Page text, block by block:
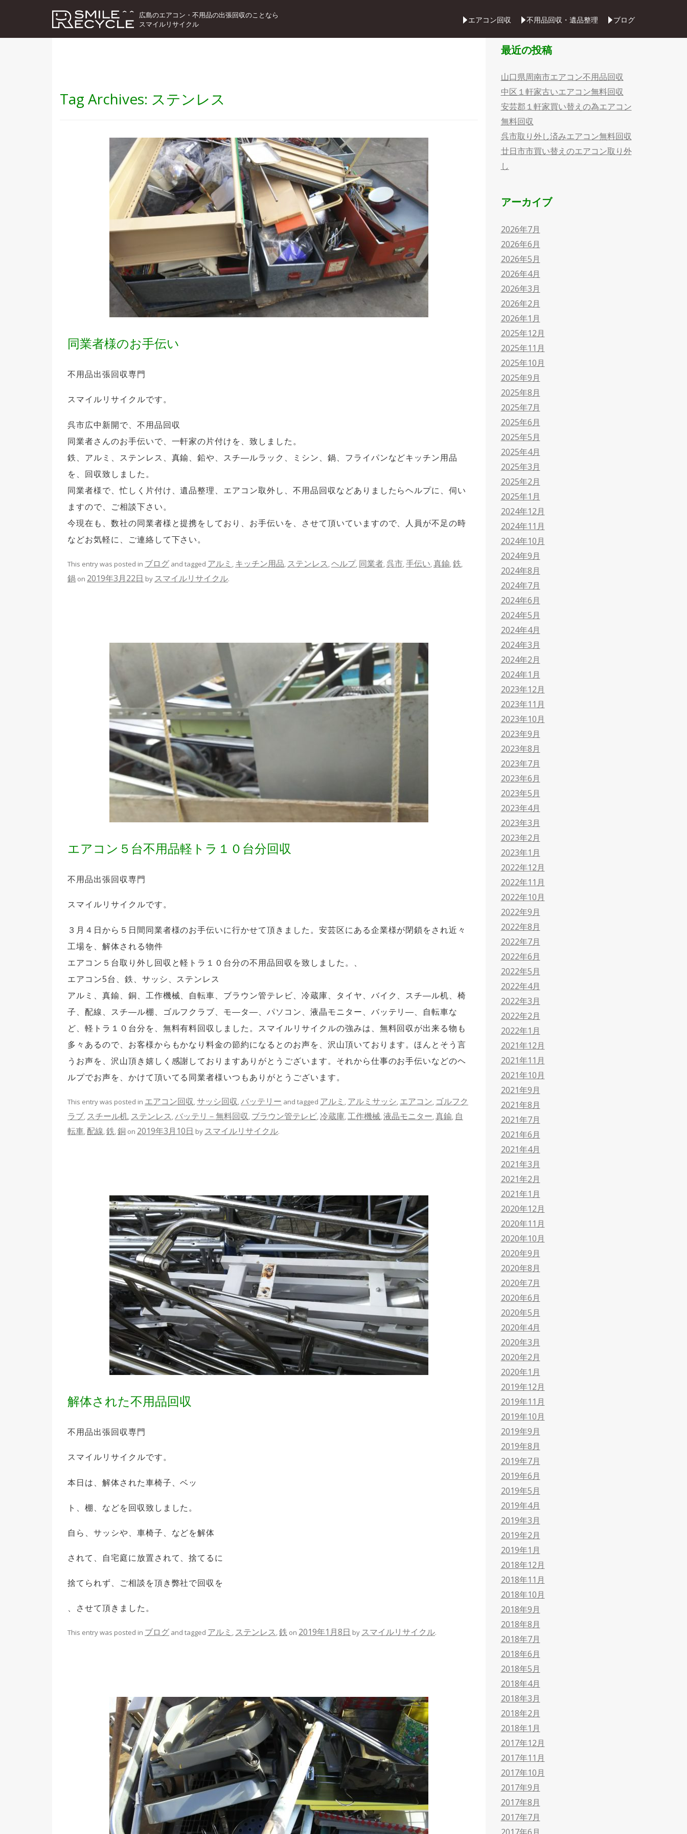
広島のエアコン・不用品の出張回収のことなら
スマイルリサイクル
エアコン回収 不用品回収・遺品整理 ブログ
Tag Archives: ステンレス
同業者様のお手伝い
不用品出張回収専門
スマイルリサイクルです。
呉市広中新開で、不用品回収
同業者さんのお手伝いで、一軒家の片付けを、致しました。
鉄、アルミ、ステンレス、真鍮、鉛や、スチ―ルラック、ミシン、鍋、フライパンなどキッチン用品
を、回収致しました。
同業者様で、忙しく片付け、遺品整理、エアコン取外し、不用品回収などありましたらヘルプに、伺い
ますので、ご相談下さい。
今現在も、数社の同業者様と提携をしており、お手伝いを、させて頂いていますので、人員が不足の時
などお気軽に、ご連絡して下さい。
This entry was posted in ブログ and tagged アルミ , キッチン用品, ステンレス,ヘルプ, 同業者,呉市,手伝い,真鍮,鉄,
鍋 on 2019年3月22日 by スマイルリサイクル.
エアコン５台不用品軽トラ１０台分回収
不用品出張回収専門
スマイルリサイクルです。
３月４日から５日間同業者様のお手伝いに行かせて頂きました。安芸区にある企業様が閉鎖をされ近々
工場を、解体される物件
エアコン５台取り外し回収と軽トラ１０台分の不用品回収を致しました。、
エアコン5台、鉄、サッシ、ステンレス
アルミ、真鍮、銅、工作機械、自転車、ブラウン管テレビ、冷蔵庫、タイヤ、バイク、スチ―ル机、椅
子、配線、スチ―ル棚、ゴルフクラブ、モ―タ―、パソコン、液晶モニター、バッテリ―、自転車な
ど、軽トラ１０台分を、無料有料回収しました。スマイルリサイクルの強みは、無料回収が出来る物も
多々あるので、お客様からもかなり料金の節約になるとのお声を、沢山頂いております。ほんとそう言
うお声を、沢山頂き嬉しく感謝しておりますありがとうございます。それから仕事のお手伝いなどのヘ
ルプでお声を、かけて頂いてる同業者様いつもありがとうございます。
This entry was posted in エアコン回収,サッシ回収,バッテリー and tagged アルミ , アルミサッシ, エアコン, ゴルフク
ラブ, スチール机, ステンレス,バッテリ－無料回収, ブラウン管テレビ,冷蔵庫,工作機械,液晶モニター,真鍮, 自
転車, 配線,鉄,銅 on 2019年3月10日 by スマイルリサイクル.
解体された不用品回収
不用品出張回収専門
スマイルリサイクルです。
本日は、解体された車椅子、ベッ
ト、棚、などを回収致しました。
自ら、サッシや、車椅子、などを解体
されて、自宅庭に放置されて、捨てるに
捨てられず、ご相談を頂き弊社で回収を
、させて頂きました。
This entry was posted in ブログ and tagged アルミ , ステンレス,鉄 on 2019年1月8日 by スマイルリサイクル.
最近の投稿
山口県周南市エアコン不用品回収
中区１軒家古いエアコン無料回収
安芸郡１軒家買い替えの為エアコン
無料回収
呉市取り外し済みエアコン無料回収
廿日市市買い替えのエアコン取り外
し
アーカイブ
2026年7月
2026年6月
2026年5月
2026年4月
2026年3月
2026年2月
2026年1月
2025年12月
2025年11月
2025年10月
2025年9月
2025年8月
2025年7月
2025年6月
2025年5月
2025年4月
2025年3月
2025年2月
2025年1月
2024年12月
2024年11月
2024年10月
2024年9月
2024年8月
2024年7月
2024年6月
2024年5月
2024年4月
2024年3月
2024年2月
2024年1月
2023年12月
2023年11月
2023年10月
2023年9月
2023年8月
2023年7月
2023年6月
2023年5月
2023年4月
2023年3月
2023年2月
2023年1月
2022年12月
2022年11月
2022年10月
2022年9月
2022年8月
2022年7月
2022年6月
2022年5月
2022年4月
2022年3月
2022年2月
2022年1月
2021年12月
2021年11月
2021年10月
2021年9月
2021年8月
2021年7月
2021年6月
2021年4月
2021年3月
2021年2月
2021年1月
2020年12月
2020年11月
2020年10月
2020年9月
2020年8月
2020年7月
2020年6月
2020年5月
2020年4月
2020年3月
2020年2月
2020年1月
2019年12月
2019年11月
2019年10月
2019年9月
2019年8月
2019年7月
2019年6月
2019年5月
2019年4月
2019年3月
2019年2月
2019年1月
2018年12月
2018年11月
2018年10月
2018年9月
2018年8月
2018年7月
2018年6月
2018年5月
2018年4月
2018年3月
2018年2月
2018年1月
2017年12月
2017年11月
2017年10月
2017年9月
2017年8月
2017年7月
2017年6月